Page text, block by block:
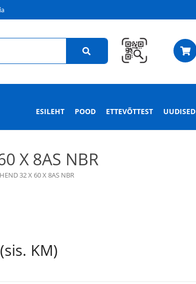
ESILEHT POOD ETTEVÕTTEST UUDISED
X 8AS NBR
32 X 60 X 8AS NBR
(sis. KM)